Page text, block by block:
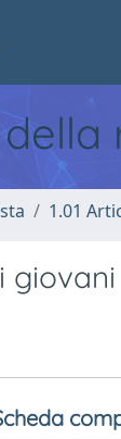
1.01
giovani